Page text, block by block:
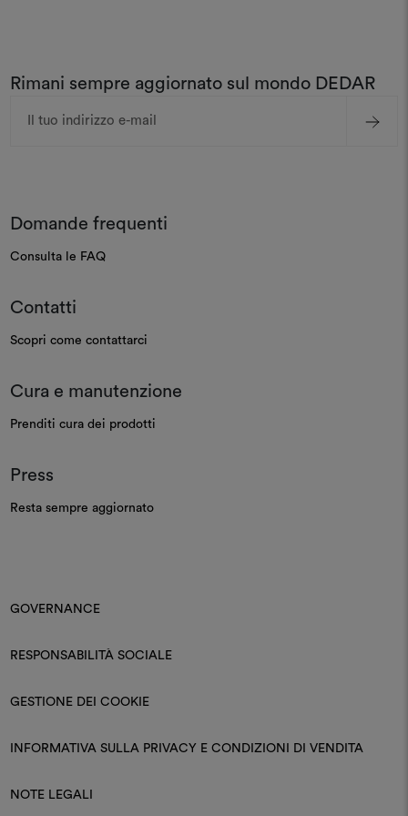
Rimani sempre aggiornato sul mondo DEDAR
Domande frequenti
Consulta le FAQ
Contatti
Scopri come contattarci
Cura e manutenzione
Prenditi cura dei prodotti
Press
Resta sempre aggiornato
GOVERNANCE
RESPONSABILITÀ SOCIALE
GESTIONE DEI COOKIE
INFORMATIVA SULLA PRIVACY E CONDIZIONI DI VENDITA
NOTE LEGALI